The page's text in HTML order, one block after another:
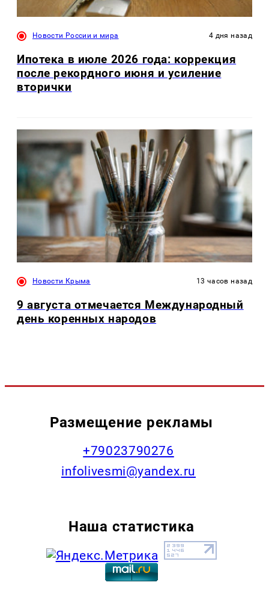
Новости России и мира 4 дня назад
Ипотека в июле 2026 года: коррекция
после рекордного июня и усиление
вторички
Новости Крыма 13 часов назад
9 августа отмечается Международный
день коренных народов
Размещение рекламы
+79023790276
infolivesmi@yandex.ru
Наша статистика